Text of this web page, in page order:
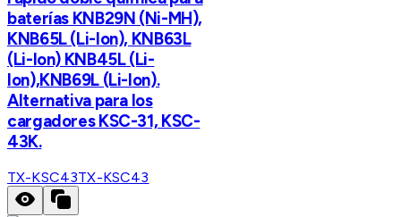
baterías KNB29N (Ni-MH),
KNB65L (Li-Ion), KNB63L
(Li-Ion) KNB45L (Li-
Ion),KNB69L (Li-Ion).
Alternativa para los
cargadores KSC-31, KSC-
43K.
TX-KSC43TX-KSC43